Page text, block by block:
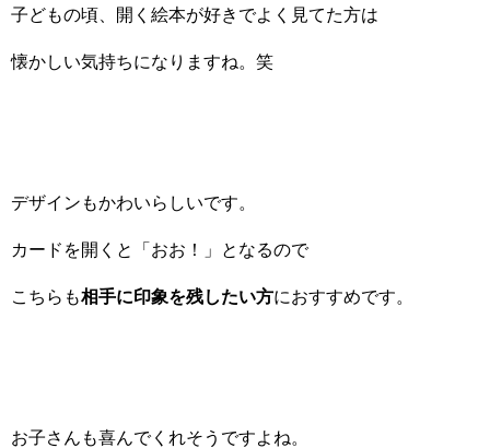
子どもの頃、開く絵本が好きでよく見てた方は
懐かしい気持ちになりますね。笑
デザインもかわいらしいです。
カードを開くと「おお！」となるので
こちらも相手に印象を残したい方におすすめです。
お子さんも喜んでくれそうですよね。